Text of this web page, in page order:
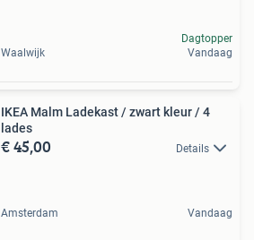
Waalwijk
Dagtopper
Vandaag
IKEA Malm Ladekast / zwart kleur / 4
lades
€ 45,00 Details
Amsterdam Vandaag